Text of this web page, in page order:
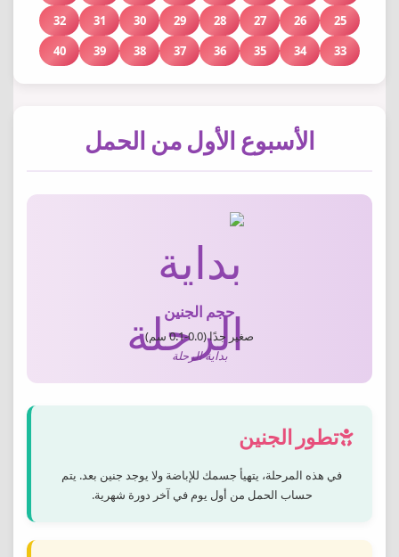
25
26
27
28
29
30
31
32
33
34
35
36
37
38
39
40
الأسبوع الأول من الحمل
حجم الجنين
صغير جدًا (0.0-0.1 سم)
بداية الرحلة
تطور الجنين
في هذه المرحلة، يتهيأ جسمك للإباضة ولا يوجد جنين بعد. يتم
حساب الحمل من أول يوم في آخر دورة شهرية.